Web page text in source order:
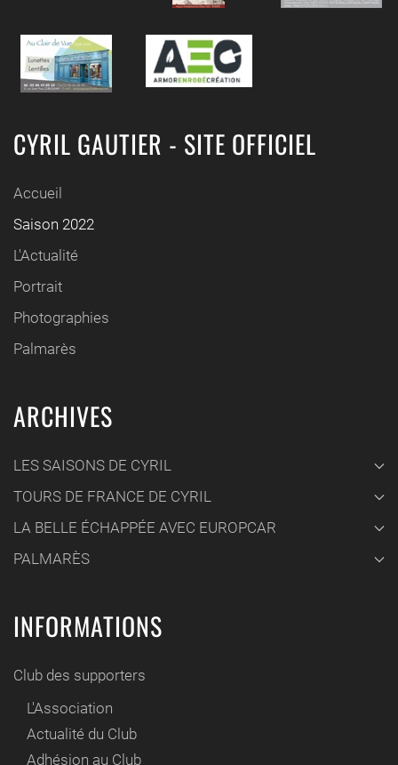
CYRIL GAUTIER - SITE OFFICIEL
Accueil
Saison 2022
L'Actualité
Portrait
Photographies
Palmarès
ARCHIVES
LES SAISONS DE CYRIL
TOURS DE FRANCE DE CYRIL
LA BELLE ÉCHAPPÉE AVEC EUROPCAR
PALMARÈS
INFORMATIONS
Club des supporters
L'Association
Actualité du Club
Adhésion au Club